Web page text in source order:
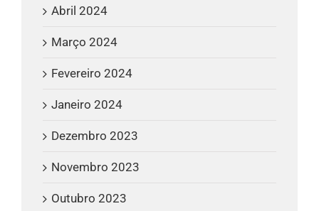
Abril 2024
Março 2024
Fevereiro 2024
Janeiro 2024
Dezembro 2023
Novembro 2023
Outubro 2023